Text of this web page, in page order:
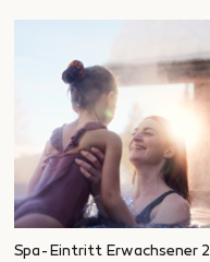
Spa-Eintritt Erwachsener 2